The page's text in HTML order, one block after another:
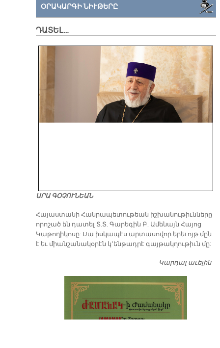
ՕՐԱԿԱՐԳԻ ՆԻՒԹԵՐԸ
ԴԱՏԵԼ…
ԱՐԱ ԳՕՉՈՒՆԵԱՆ
​Հայաստանի Հանրապետութեան իշխանութիւնները
որոշած են դատել Տ.Տ. Գարեգին Բ. Ամենայն Հայոց
Կաթողիկոսը: Սա իսկապէս արտասովոր երեւոյթ մըն
է եւ միանշանակօրէն կ՚ենթադրէ գայթակղութիւն մը:
Կարդալ աւելին